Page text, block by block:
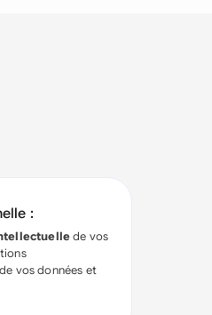
:
de vos
de vos données et